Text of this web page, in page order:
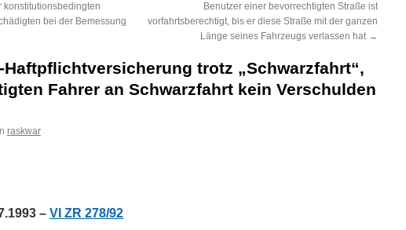
konstitutionsbedingten
bei der Bemessung
Benutzer einer bevorrechtigten Straße ist
vorfahrtsberechtigt, bis er diese Straße mit der ganzen
Länge seines Fahrzeugs verlassen hat →
Haftpflichtversicherung trotz „Schwarzfahrt“,
Fahrer an Schwarzfahrt kein Verschulden
raskwar
– VI ZR 278/92